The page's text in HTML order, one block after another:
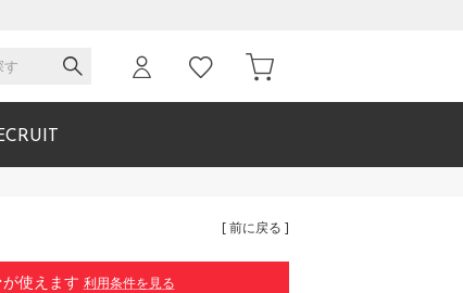
[ 前に戻る ]
が使えます 利用条件を見る